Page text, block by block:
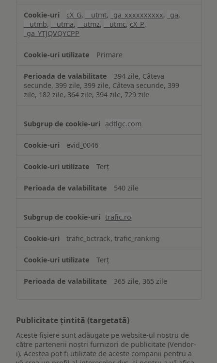
cX_G, __utmt, _ga_xxxxxxxxxx, _ga,
__utmb, __utma, __utmz, __utmc, cX_P,
_ga_YTJQVQYCPP
Primare
394 zile, Câteva
secunde, 399 zile, 399 zile, Câteva secunde, 399
zile, 182 zile, 364 zile, 394 zile, 729 zile
adtlgc.com
evid_0046
Terț
540 zile
trafic.ro
trafic_bctrack, trafic_ranking
Terț
365 zile, 365 zile
Publicitate țintită (targetată)
Aceste fișiere sunt adăugate pe website-ul nostru de
către partenerii noștri furnizori de publicitate (Vendor-
i). Acestea pot fi utilizate de aceste companii pentru a